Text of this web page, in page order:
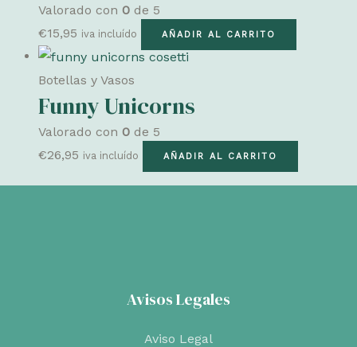
Valorado con 0 de 5
€15,95 iva incluído AÑADIR AL CARRITO
Botellas y Vasos
Funny Unicorns
Valorado con 0 de 5
€26,95 iva incluído AÑADIR AL CARRITO
Avisos Legales
Aviso Legal